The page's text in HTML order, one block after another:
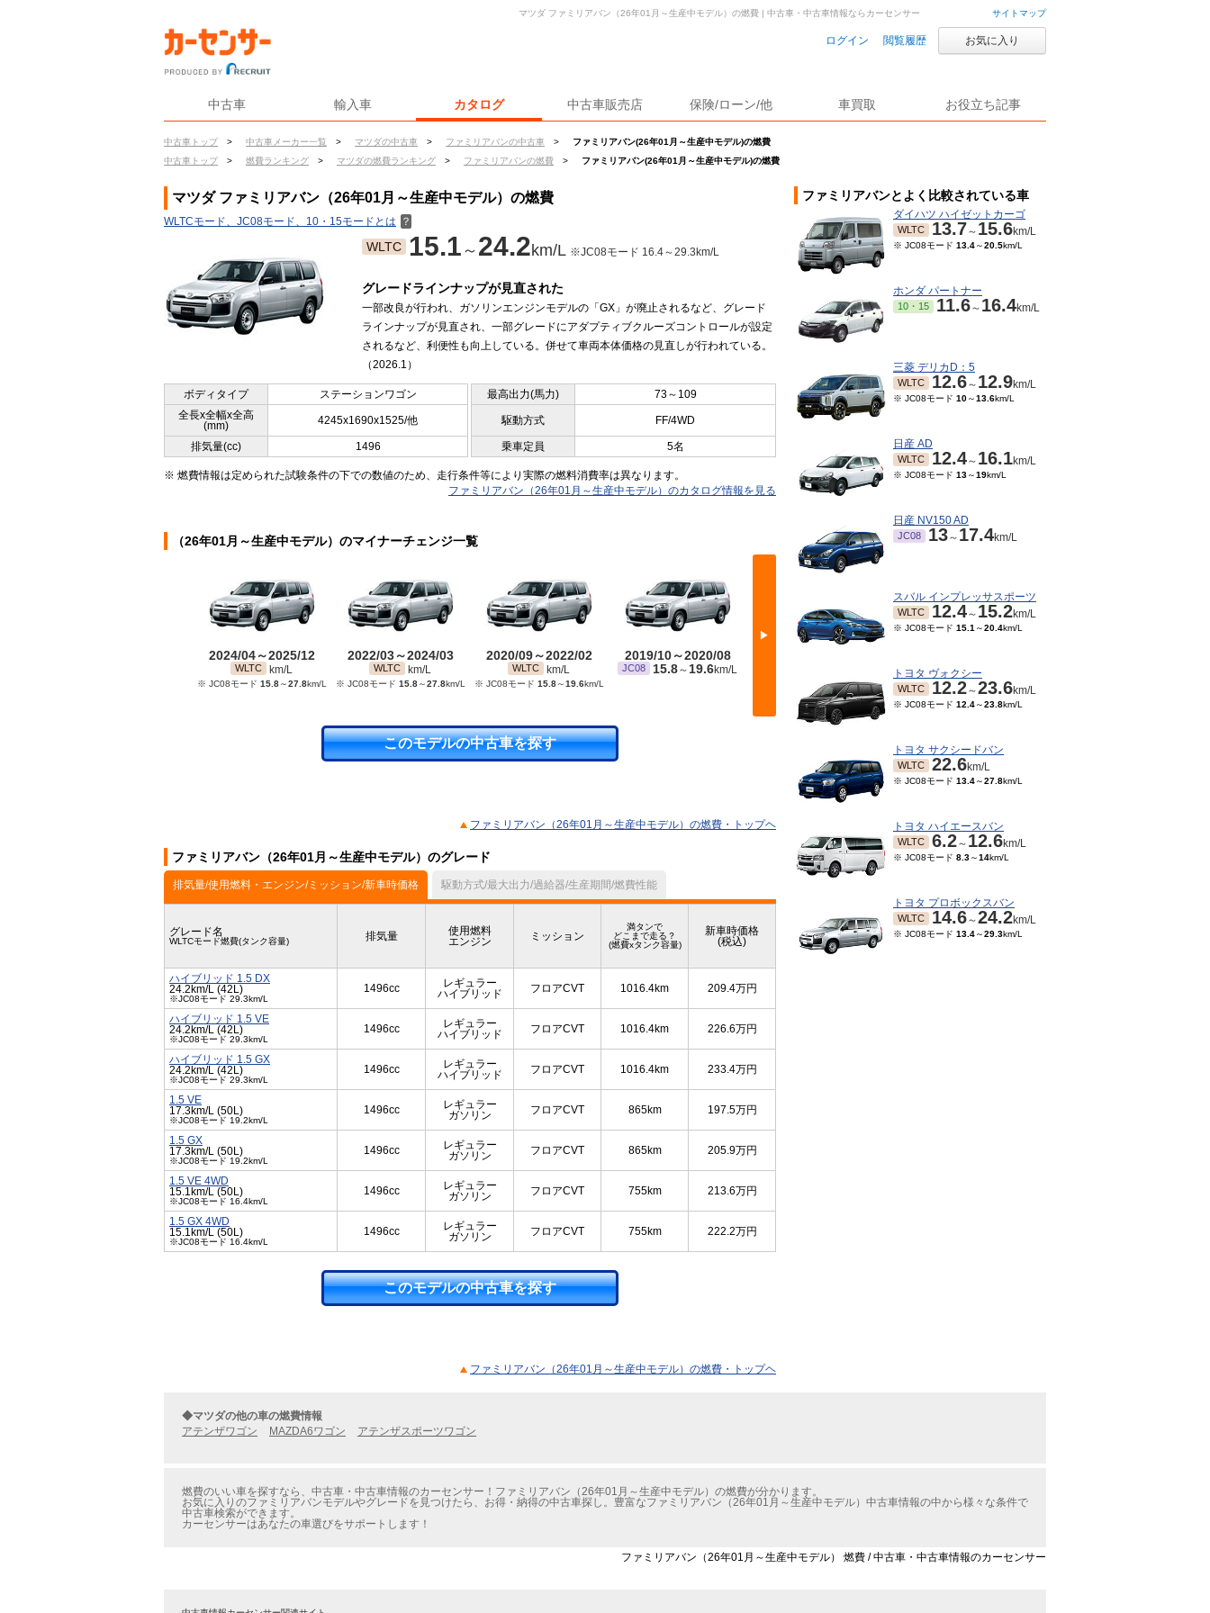
サイトマップ
ログイン 閲覧履歴 お気に入り
中古車 輸入車 カタログ 中古車販売店 保険/ローン/他 車買取 お役立ち記事
中古車トップ > 中古車メーカー一覧 > マツダの中古車 > ファミリアバンの中古車 >
ファミリアバン(26年01月～生産中モデル)の燃費
中古車トップ
> 燃費ランキング > マツダの燃費ランキング > ファミリアバンの燃費 > ファミリアバン(26年01月～生産中モデル)の燃費
マツダ ファミリアバン（26年01月～生産中モデル）の燃費 | 中古車・中古車情報ならカーセンサー
マツダ ファミリアバン（26年01月～生産中モデル）の燃費
WLTCモード、JC08モード、10・15モードとは ？
WLTC 15.1 ～ 24.2km/L ※JC08モード 16.4～29.3km/L
グレードラインナップが見直された
一部改良が行われ、ガソリンエンジンモデルの「GX」が廃止されるなど、グレード
ラインナップが見直され、一部グレードにアダプティブクルーズコントロールが設定
されるなど、利便性も向上している。併せて車両本体価格の見直しが行われている。
（2026.1）
ボディタイプ ステーションワゴン 最高出力(馬力)
73～109
全長x全幅x全高
(mm)
4245x1690x1525/他 駆動方式 FF/4WD
排気量(cc) 1496 乗車定員 5名
※ 燃費情報は定められた試験条件の下での数値のため、走行条件等により実際の燃料消費率は異なります。
ファミリアバン（26年01月～生産中モデル）のカタログ情報を見る
（26年01月～生産中モデル）のマイナーチェンジ一覧
▶
2024/04～2025/12
WLTC km/L
※ JC08モード 15.8～27.8km/L
2022/03～2024/03
WLTC km/L
※ JC08モード 15.8～27.8km/L
2020/09～2022/02
WLTC km/L
※ JC08モード 15.8～19.6km/L
2019/10～2020/08
JC08 15.8～19.6km/L JC08 15.8 ～19.6
このモデルの中古車を探す
ファミリアバン（26年01月～生産中モデル）の燃費・トップヘ
ファミリアバン（26年01月～生産中モデル）のグレード
排気量/使用燃料・エンジン/ミッション/新車時価格 駆動方式/最大出力/過給器/生産期間/燃費性能
グレード名
WLTCモード燃費(タンク容量) 排気量
使用燃料
エンジン
ミッション
満タンで
どこまで走る？
(燃費xタンク容量)
新車時価格
(税込)
ハイブリッド 1.5 DX
24.2km/L (42L)
※JC08モード 29.3km/L
1496cc
レギュラー
ハイブリッド
フロアCVT 1016.4km 209.4万円
ハイブリッド 1.5 VE
24.2km/L (42L)
※JC08モード 29.3km/L
1496cc
レギュラー
ハイブリッド
フロアCVT 1016.4km 226.6万円
ハイブリッド 1.5 GX
24.2km/L (42L)
※JC08モード 29.3km/L
1496cc
レギュラー
ハイブリッド
フロアCVT 1016.4km 233.4万円
1.5 VE
17.3km/L (50L)
※JC08モード 19.2km/L
1496cc
レギュラー
ガソリン
フロアCVT 865km 197.5万円
1.5 GX
17.3km/L (50L)
※JC08モード 19.2km/L
1496cc
レギュラー
ガソリン
フロアCVT 865km 205.9万円
1.5 VE 4WD
15.1km/L (50L)
※JC08モード 16.4km/L
1496cc
レギュラー
ガソリン
フロアCVT 755km 213.6万円
1.5 GX 4WD
15.1km/L (50L)
※JC08モード 16.4km/L
1496cc
レギュラー
ガソリン
フロアCVT 755km 222.2万円
このモデルの中古車を探す
ファミリアバン（26年01月～生産中モデル）の燃費・トップヘ
ファミリアバンとよく比較されている車
ダイハツ ハイゼットカーゴ
WLTC 13.7～ 15.6km/L
※ JC08モード 13.4～20.5km/L
ホンダ パートナー
10・15 11.6～ 16.4km/L
三菱 デリカD：5
WLTC 12.6～ 12.9km/L
※ JC08モード 10～13.6km/L
日産 AD
WLTC 12.4～ 16.1km/L
※ JC08モード 13～19km/L
日産 NV150 AD
JC08 13～ 17.4km/L
スバル インプレッサスポーツ
WLTC 12.4～ 15.2km/L
※ JC08モード 15.1 ～20.4km/L
トヨタ ヴォクシー
WLTC 12.2～23.6km/L
※ JC08モード 12.4～23.8km/L
トヨタ サクシードバン
WLTC 22.6km/L
※ JC08モード 13.4～27.8km/L
トヨタ ハイエースバン
WLTC 6.2～ 12.6km/L
※ JC08モード 8.3～14km/L
トヨタ プロボックスバン
WLTC 14.6～24.2km/L
※ JC08モード 13.4～29.3km/L
◆マツダの他の車の燃費情報
アテンザワゴン
MAZDA6ワゴン アテンザスポーツワゴン
燃費のいい車を探すなら、中古車・中古車情報のカーセンサー！ファミリアバン（26年01月～生産中モデル）の燃費が分かります。
お気に入りのファミリアバンモデルやグレードを見つけたら、お得・納得の中古車探し。豊富なファミリアバン（26年01月～生産中モデル）中古車情報の中から様々な条件で
中古車検索ができます。
カーセンサーはあなたの車選びをサポートします！
ファミリアバン（26年01月～生産中モデル） 燃費 / 中古車・中古車情報のカーセンサー